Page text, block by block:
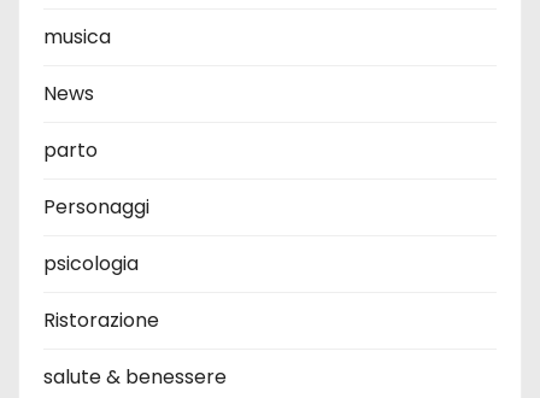
musica
News
parto
Personaggi
psicologia
Ristorazione
salute & benessere